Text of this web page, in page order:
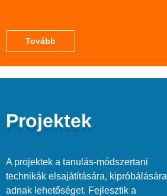
Tovább
Projektek
A projektek a tanulás-módszertani
technikák elsajátítására, kipróbálására
adnak lehetőséget. Fejlesztik a